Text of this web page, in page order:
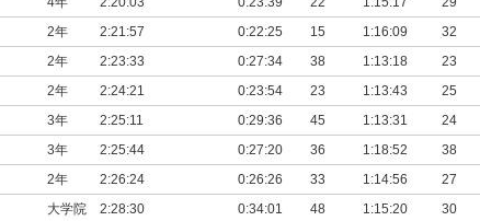
2年 2:21:57 0:22:25 15 1:16:09 32
2年 2:23:33 0:27:34 38 1:13:18 23
2年 2:24:21 0:23:54 23 1:13:43 25
3年 2:25:11 0:29:36 45 1:13:31 24
3年 2:25:44 0:27:20 36 1:18:52 38
2年 2:26:24 0:26:26 33 1:14:56 27
大学院 2:28:30 0:34:01 48 1:15:20 30